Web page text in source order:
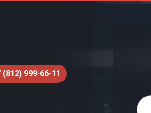
(812) 999-66-11